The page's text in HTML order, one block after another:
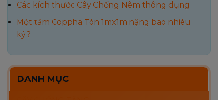
Các kích thước Cây Chống Nêm thông dụng
Một tấm Coppha Tôn 1mx1m nặng bao nhiêu
ký?
DANH MỤC